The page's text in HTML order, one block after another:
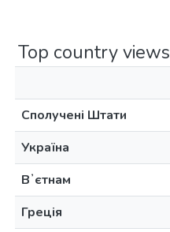
Top country views
Сполучені Штати
Україна
Вʼєтнам
Греція